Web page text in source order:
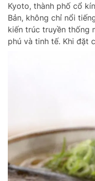
Kyoto, thành phố cổ
Bản, không chỉ nổi
kiến trúc truyền thống
phú và tinh tế. Khi đặt